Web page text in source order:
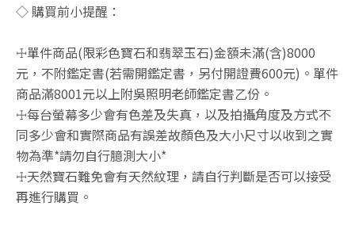
◇ 購買前小提醒：
☩單件商品(限彩色寶石和翡翠玉石)金額未滿(含)8000
元，不附鑑定書(若需開鑑定書，另付開證費600元)。單件
商品滿8001元以上附吳照明老師鑑定書乙份。
☩每台螢幕多少會有色差及失真，以及拍攝角度及方式不
同多少會和實際商品有誤差故顏色及大小尺寸以收到之實
物為準*請勿自行臆測大小*
☩天然寶石難免會有天然紋理，請自行判斷是否可以接受
再進行購買。